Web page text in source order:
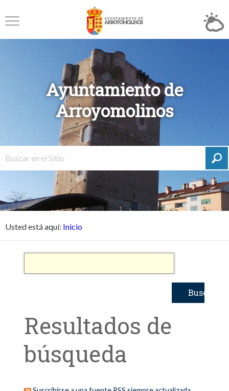
Ayuntamiento de
Arroyomolinos
Usted está aquí: Inicio
Resultados de
búsqueda